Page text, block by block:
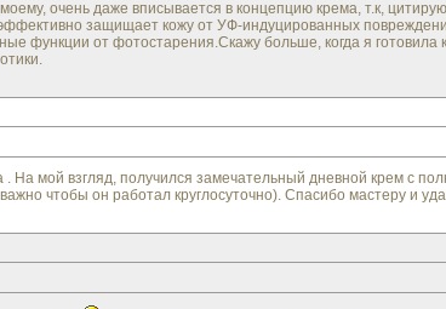
очень даже вписывается в концепцию крема, т.к,
защищает кожу от УФ-индуцированных
функции от фотостарения.Скажу больше, когда я готовила
. На мой взгляд, получился замечательный дневной крем с
чтобы он работал круглосуточно). Спасибо мастеру и